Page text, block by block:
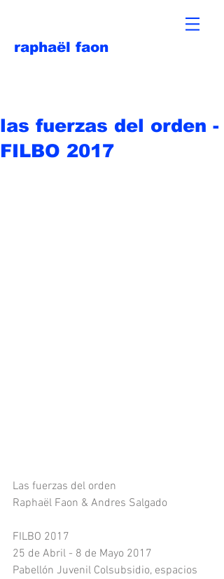
raphaël faon
las fuerzas del orden -
FILBO 2017
Las fuerzas del orden
Raphaël Faon & Andres Salgado
FILBO 2017
25 de Abril - 8 de Mayo 2017
Pabellón Juvenil Colsubsidio, espacios